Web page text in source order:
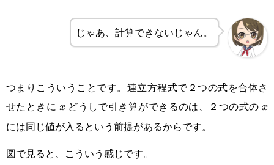
じゃあ、計算できないじゃん。
つまりこういうことです。連立方程式で２つの式を合体さ
せたときに x
xどうしで引き算ができるのは、２つの式のx
x
には同じ値が入るという前提があるからです。
図で見ると、こういう感じです。